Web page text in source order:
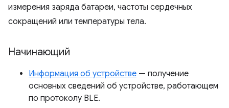
измерения заряда батареи, частоты сердечных
сокращений или температуры тела.
Начинающий
Информация об устройстве — получение
основных сведений об устройстве, работающем
по протоколу BLE.